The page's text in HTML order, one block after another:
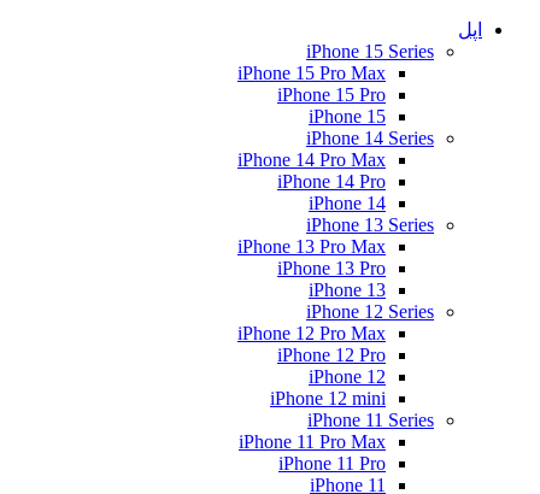
اپل
iPhone 15 Series
iPhone 15 Pro Max
iPhone 15 Pro
iPhone 15
iPhone 14 Series
iPhone 14 Pro Max
iPhone 14 Pro
iPhone 14
iPhone 13 Series
iPhone 13 Pro Max
iPhone 13 Pro
iPhone 13
iPhone 12 Series
iPhone 12 Pro Max
iPhone 12 Pro
iPhone 12
iPhone 12 mini
iPhone 11 Series
iPhone 11 Pro Max
iPhone 11 Pro
iPhone 11